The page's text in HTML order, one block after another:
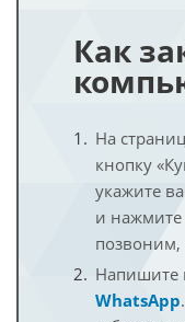
Как
На
кнопку
укажите
и
позвоним,
Напишите
WhatsApp